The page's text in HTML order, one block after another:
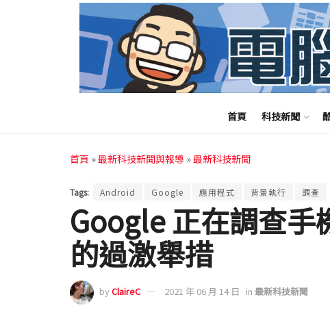
首頁 科技新聞
首頁 »最新科技新聞與報導 »最新科技新聞
Tags: Android Google 應用程式 背景執行 調查
Google 正在調查手
的過激舉措
byClaireC 2021 年 06 月 14 日 in 最新科技新聞